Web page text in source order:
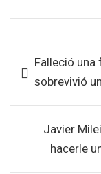
ce
o
o
k
tt
de Falleció una
sobrevivió
Javier
hacerle